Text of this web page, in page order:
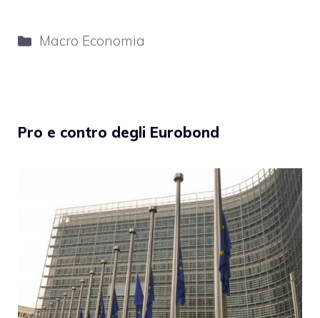
Categorie
Macro Economia
Pro e contro degli Eurobond